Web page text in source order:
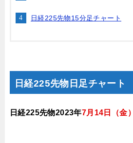
日経225先物15分足チャート
日経225先物日足チャート
日経225先物2023年7月14 日（金